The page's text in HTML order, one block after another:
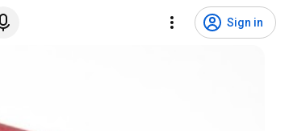
Sign in